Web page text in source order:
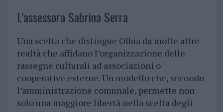
L’assessora Sabrina Serra
Una scelta che distingue Olbia da molte altre
realtà che affidano l’organizzazione delle
rassegne culturali ad associazioni o
cooperative esterne. Un modello che, secondo
l’amministrazione comunale, permette non
solo una maggiore libertà nella scelta degli